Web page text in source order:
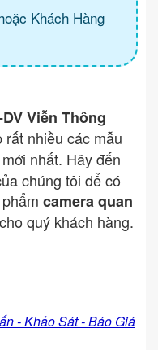
Khách Hàng
Viễn Thông
rất nhiều các mẫu
mới nhất. Hãy đến
chúng tôi để có
camera quan
cho quý khách hàng.
- Khảo Sát - Báo Giá